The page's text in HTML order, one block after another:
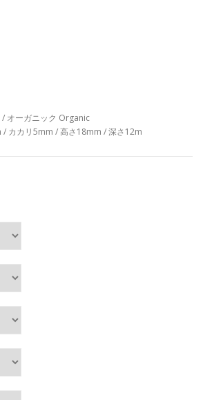
/ オーガニック Organic
カカリ5mm / 高さ18mm / 深さ12m